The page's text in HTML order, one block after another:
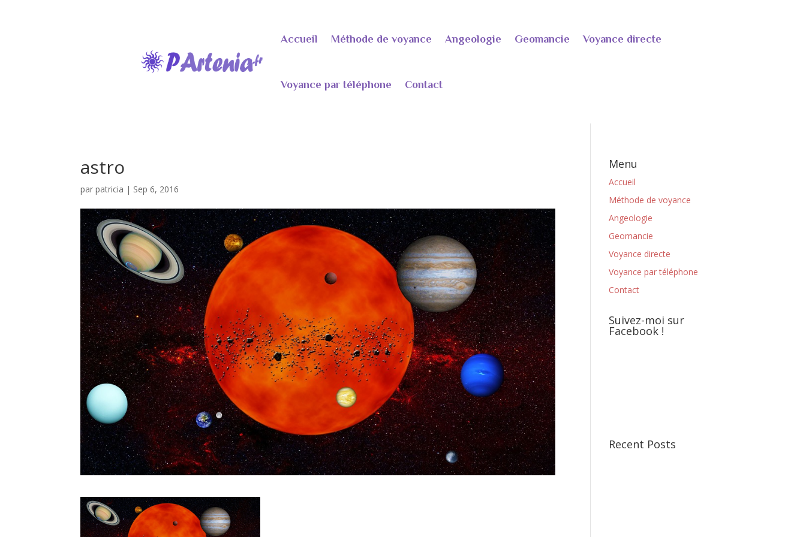
Accueil Méthode de voyance Angeologie Geomancie Voyance directe
Voyance par téléphone Contact
astro
parpatricia | Sep 6, 2016
Menu
Accueil
Méthode de voyance
Angeologie
Geomancie
Voyance directe
Voyance par téléphone
Contact
Suivez-moi sur
Facebook !
Recent Posts